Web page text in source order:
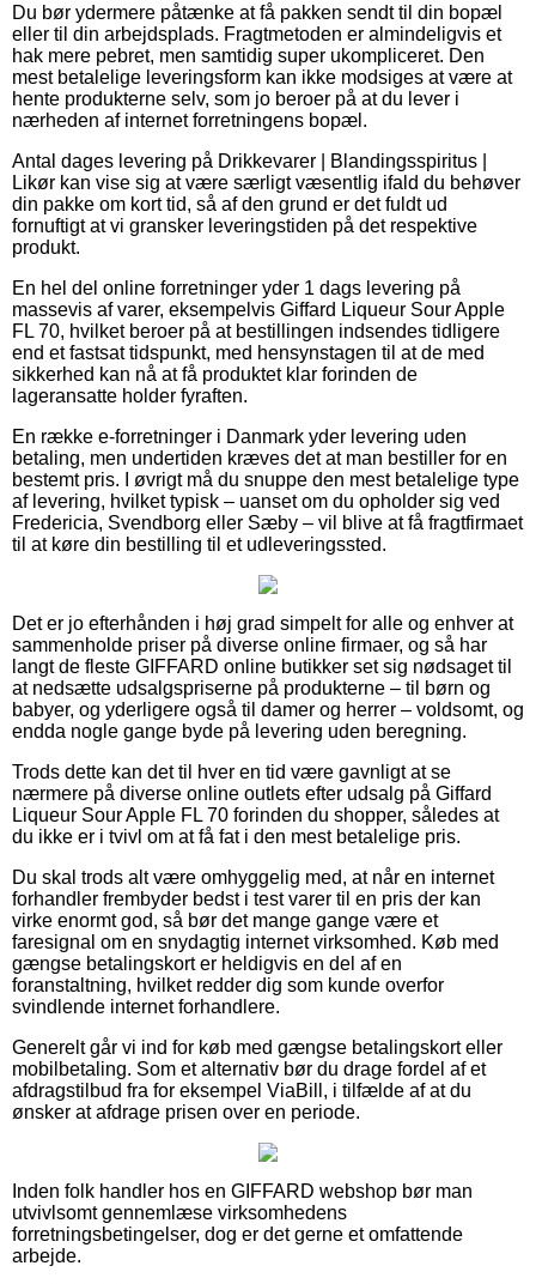
Du bør ydermere påtænke at få pakken sendt til din bopæl
eller til din arbejdsplads. Fragtmetoden er almindeligvis et
hak mere pebret, men samtidig super ukompliceret. Den
mest betalelige leveringsform kan ikke modsiges at være at
hente produkterne selv, som jo beroer på at du lever i
nærheden af internet forretningens bopæl.
Antal dages levering på Drikkevarer | Blandingsspiritus |
Likør kan vise sig at være særligt væsentlig ifald du behøver
din pakke om kort tid, så af den grund er det fuldt ud
fornuftigt at vi gransker leveringstiden på det respektive
produkt.
En hel del online forretninger yder 1 dags levering på
massevis af varer, eksempelvis Giffard Liqueur Sour Apple
FL 70, hvilket beroer på at bestillingen indsendes tidligere
end et fastsat tidspunkt, med hensynstagen til at de med
sikkerhed kan nå at få produktet klar forinden de
lageransatte holder fyraften.
En række e-forretninger i Danmark yder levering uden
betaling, men undertiden kræves det at man bestiller for en
bestemt pris. I øvrigt må du snuppe den mest betalelige type
af levering, hvilket typisk – uanset om du opholder sig ved
Fredericia, Svendborg eller Sæby – vil blive at få fragtfirmaet
til at køre din bestilling til et udleveringssted.
Det er jo efterhånden i høj grad simpelt for alle og enhver at
sammenholde priser på diverse online firmaer, og så har
langt de fleste GIFFARD online butikker set sig nødsaget til
at nedsætte udsalgspriserne på produkterne – til børn og
babyer, og yderligere også til damer og herrer – voldsomt, og
endda nogle gange byde på levering uden beregning.
Trods dette kan det til hver en tid være gavnligt at se
nærmere på diverse online outlets efter udsalg på Giffard
Liqueur Sour Apple FL 70 forinden du shopper, således at
du ikke er i tvivl om at få fat i den mest betalelige pris.
Du skal trods alt være omhyggelig med, at når en internet
forhandler frembyder bedst i test varer til en pris der kan
virke enormt god, så bør det mange gange være et
faresignal om en snydagtig internet virksomhed. Køb med
gængse betalingskort er heldigvis en del af en
foranstaltning, hvilket redder dig som kunde overfor
svindlende internet forhandlere.
Generelt går vi ind for køb med gængse betalingskort eller
mobilbetaling. Som et alternativ bør du drage fordel af et
afdragstilbud fra for eksempel ViaBill, i tilfælde af at du
ønsker at afdrage prisen over en periode.
Inden folk handler hos en GIFFARD webshop bør man
utvivlsomt gennemlæse virksomhedens
forretningsbetingelser, dog er det gerne et omfattende
arbejde.